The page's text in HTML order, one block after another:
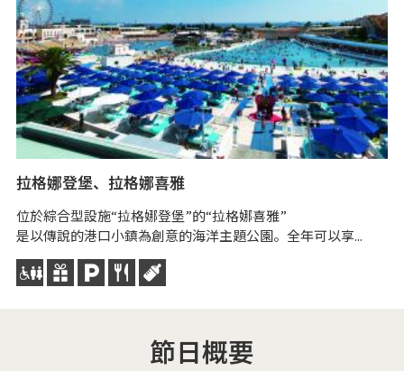
拉格娜登堡、拉格娜喜雅
位於綜合型設施“拉格娜登堡”的“拉格娜喜雅”
是以傳說的港口小鎮為創意的海洋主題公園。全年可以享...
節日概要